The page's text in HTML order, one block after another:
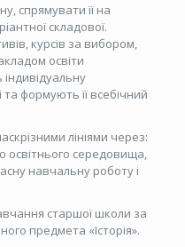
спрямувати її на
складової.
курсів за вибором,
освіти
та формують її всебічний
лініями через:
освітнього середовища,
навчальну роботу і
старшої школи за
предмета «Історія».